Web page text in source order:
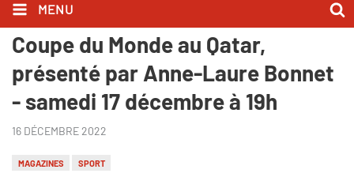
MENU
"Sport, etc." : spécial bilan de la
Coupe du Monde au Qatar,
présenté par Anne-Laure Bonnet
- samedi 17 décembre à 19h
16 DÉCEMBRE 2022
MAGAZINES SPORT